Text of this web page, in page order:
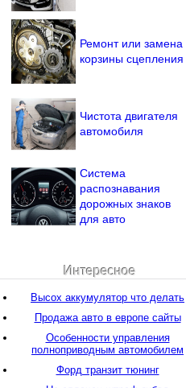
Ремонт или замена
корзины сцепления
Чистота двигателя
автомобиля
Система
распознавания
дорожных знаков
для авто
Интересное
Высох аккумулятор что делать
Продажа авто в европе сайты
Особенности управления
полноприводным автомобилем
Форд транзит тюнинг